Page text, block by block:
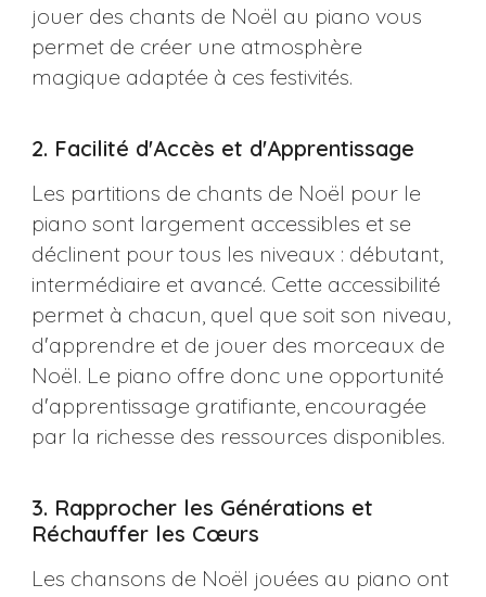
jouer des chants de Noël au piano vous
permet de créer une atmosphère
magique adaptée à ces festivités​​.
2. Facilité d'Accès et d'Apprentissage
Les partitions de chants de Noël pour le
piano sont largement accessibles et se
déclinent pour tous les niveaux : débutant,
intermédiaire et avancé. Cette accessibilité
permet à chacun, quel que soit son niveau,
d'apprendre et de jouer des morceaux de
Noël. Le piano offre donc une opportunité
d'apprentissage gratifiante, encouragée
par la richesse des ressources disponibles​​.
3. Rapprocher les Générations et
Réchauffer les Cœurs
Les chansons de Noël jouées au piano ont